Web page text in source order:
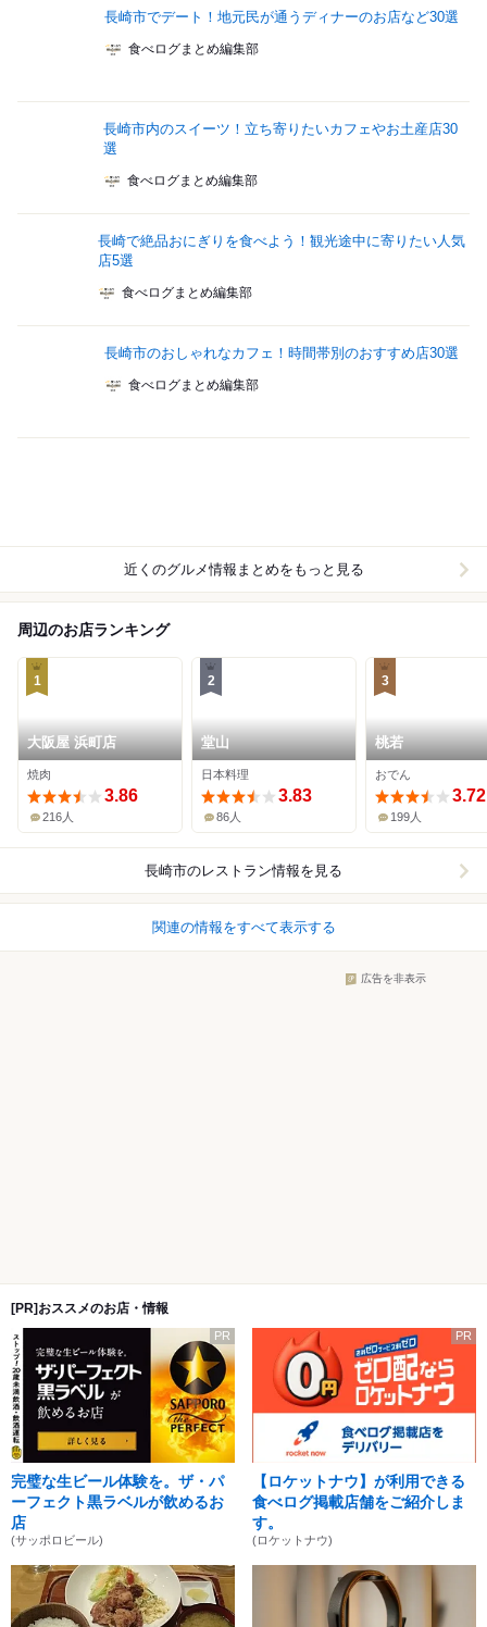
長崎市でデート！地元民が通うディナーのお店など30選
食べログまとめ編集部
長崎市内のスイーツ！立ち寄りたいカフェやお土産店30
選
食べログまとめ編集部
長崎で絶品おにぎりを食べよう！観光途中に寄りたい人気
店5選
食べログまとめ編集部
長崎市のおしゃれなカフェ！時間帯別のおすすめ店30選
食べログまとめ編集部
近くのグルメ情報まとめをもっと見る
周辺のお店ランキング
1
大阪屋 浜町店
焼肉
3.86
216人
2
堂山
日本料理
3.83
86人
3
桃若
おでん
3.72
199人
長崎市のレストラン情報を見る
関連の情報をすべて表示する
広告を非表示
[PR]おススメのお店・情報
PR
完璧な生ビール体験を。ザ・パ
ーフェクト黒ラベルが飲めるお
店
(サッポロビール)
PR
【ロケットナウ】が利用できる
食べログ掲載店舗をご紹介しま
す。
(ロケットナウ)